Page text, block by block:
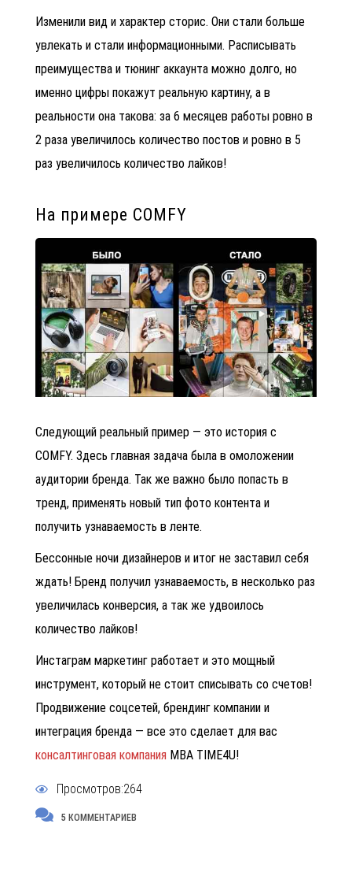
Изменили вид и характер сторис. Они стали больше
увлекать и стали информационными. Расписывать
преимущества и тюнинг аккаунта можно долго, но
именно цифры покажут реальную картину, а в
реальности она такова: за 6 месяцев работы ровно в
2 раза увеличилось количество постов и ровно в 5
раз увеличилось количество лайков!
На примере COMFY
Следующий реальный пример — это история с
COMFY. Здесь главная задача была в омоложении
аудитории бренда. Так же важно было попасть в
тренд, применять новый тип фото контента и
получить узнаваемость в ленте.
Бессонные ночи дизайнеров и итог не заставил себя
ждать! Бренд получил узнаваемость, в несколько раз
увеличилась конверсия, а так же удвоилось
количество лайков!
Инстаграм маркетинг работает и это мощный
инструмент, который не стоит списывать со счетов!
Продвижение соцсетей, брендинг компании и
интеграция бренда — все это сделает для вас
консалтинговая компания MBA TIME4U!
Просмотров:264
5 КОММЕНТАРИЕВ